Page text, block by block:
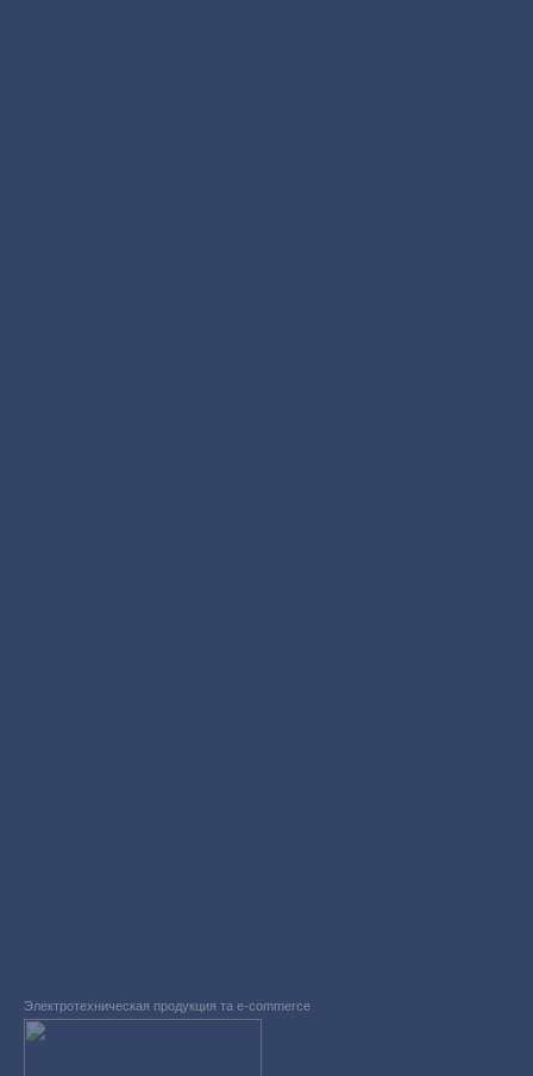
Электротехническая продукция та e-commerce